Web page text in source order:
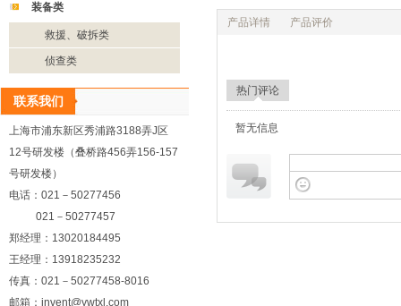
装备类
救援、破拆类
侦查类
联系我们
上海市浦东新区秀浦路3188弄J区
12号研发楼（叠桥路456弄156-157
号研发楼）
电话：021－50277456
021－50277457
郑经理：13020184495
王经理：13918235232
传真：021－50277458-8016
邮箱：invent@ywtxl.com
产品详情 产品评价
热门评论
暂无信息